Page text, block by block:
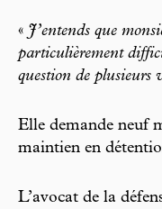
« J’entends que
particulièrement
question de plusieurs
Elle demande neuf
maintien en
L’avocat de la